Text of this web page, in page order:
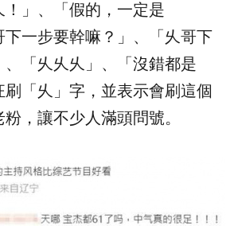
！」、「假的，一定是
下一步要幹嘛？」、「乆哥下
、「乆乆乆」、「沒錯都是
刷「乆」字，並表示會刷這個
，讓不少人滿頭問號。